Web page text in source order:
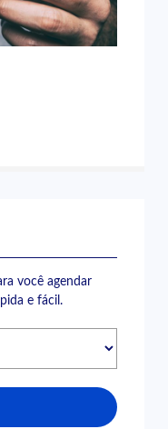
você agendar
e fácil.